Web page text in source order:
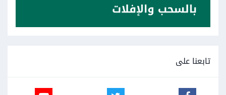
تابعنا على